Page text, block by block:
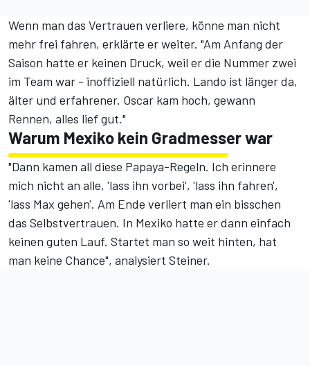
Wenn man das Vertrauen verliere, könne man nicht
mehr frei fahren, erklärte er weiter. "Am Anfang der
Saison hatte er keinen Druck, weil er die Nummer zwei
im Team war - inoffiziell natürlich. Lando ist länger da,
älter und erfahrener. Oscar kam hoch, gewann
Rennen, alles lief gut."
Warum Mexiko kein Gradmesser war
"Dann kamen all diese Papaya-Regeln. Ich erinnere
mich nicht an alle, 'lass ihn vorbei', 'lass ihn fahren',
'lass Max gehen'. Am Ende verliert man ein bisschen
das Selbstvertrauen. In Mexiko hatte er dann einfach
keinen guten Lauf. Startet man so weit hinten, hat
man keine Chance", analysiert Steiner.